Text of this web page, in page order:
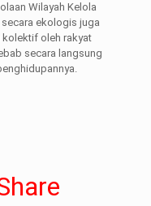
Wilayah Kelola
ekologis juga
kolektif oleh rakyat
secara langsung